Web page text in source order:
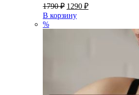
1790₽ 1290 ₽
В корзину
%